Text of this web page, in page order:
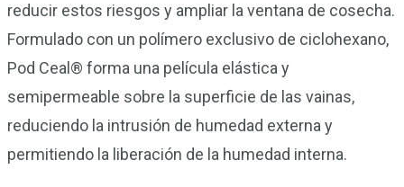
reducir estos riesgos y ampliar la ventana de cosecha.
Formulado con un polímero exclusivo de ciclohexano,
Pod Ceal® forma una película elástica y
semipermeable sobre la superficie de las vainas,
reduciendo la intrusión de humedad externa y
permitiendo la liberación de la humedad interna.